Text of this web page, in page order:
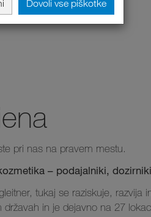
pri nas na pravem mestu.
– podajalniki,
tukaj se raziskuje, razvija
in je dejavno na 27
Dovoli vse piškotke